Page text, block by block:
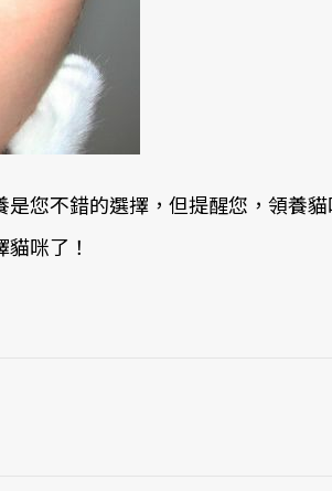
您不錯的選擇，但提醒您，領養
咪了！